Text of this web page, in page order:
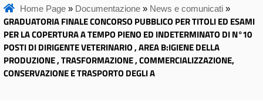
Home Page» Documentazione» News e comunicati»
GRADUATORIA FINALE CONCORSO PUBBLICO PER TITOLI ED ESAMI
PER LA COPERTURA A TEMPO PIENO ED INDETERMINATO DI N°10
POSTI DI DIRIGENTE VETERINARIO , AREA B:IGIENE DELLA
PRODUZIONE , TRASFORMAZIONE , COMMERCIALIZZAZIONE,
CONSERVAZIONE E TRASPORTO DEGLI A